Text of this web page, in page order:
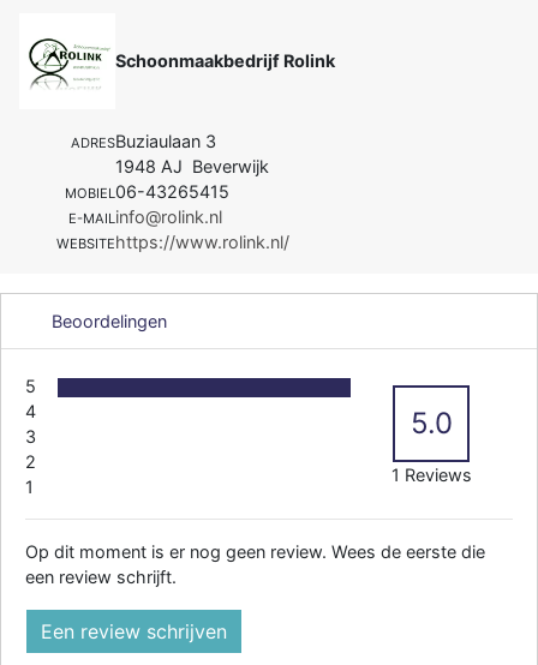
Schoonmaakbedrijf Rolink
ADRESBuziaulaan 3
1948 AJ Beverwijk
MOBIEL06-43265415
E-MAILinfo@rolink.nl
WEBSITEhttps://www.rolink.nl/
Beoordelingen
5
4
3
2
1
5.0
1 Reviews
Op dit moment is er nog geen review. Wees de eerste die
een review schrijft.
Een review schrijven